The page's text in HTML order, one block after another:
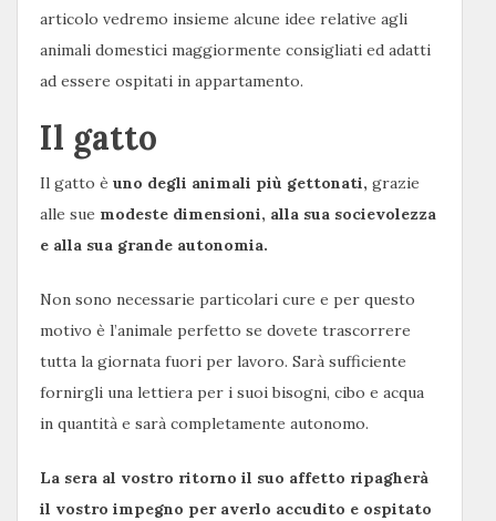
articolo vedremo insieme alcune idee relative agli
animali domestici maggiormente consigliati ed adatti
ad essere ospitati in appartamento.
Il gatto
Il gatto è uno degli animali più gettonati, grazie
alle sue modeste dimensioni, alla sua socievolezza
e alla sua grande autonomia.
Non sono necessarie particolari cure e per questo
motivo è l’animale perfetto se dovete trascorrere
tutta la giornata fuori per lavoro. Sarà sufficiente
fornirgli una lettiera per i suoi bisogni, cibo e acqua
in quantità e sarà completamente autonomo.
La sera al vostro ritorno il suo affetto ripagherà
il vostro impegno per averlo accudito e ospitato